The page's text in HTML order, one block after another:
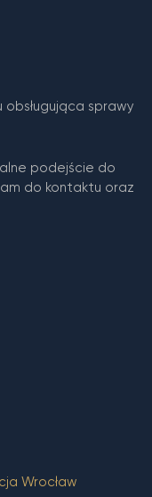
obsługująca sprawy
podejście do
do kontaktu oraz
Wrocław